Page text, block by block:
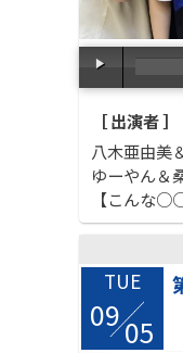
［ 出演者 ］
八木亜由美
ゆーやん＆
【こんな
TUE
0905